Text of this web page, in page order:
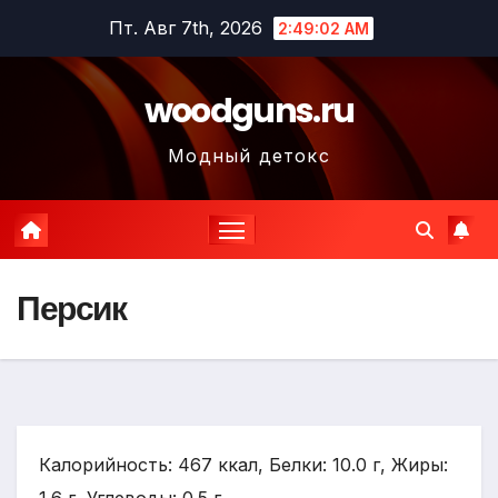
содержимому
Пт. Авг 7th, 2026 2:49:03 AM
woodguns.ru
Модный детокс
Персик
Калорийность: 467 ккал, Белки: 10.0 г, Жиры: